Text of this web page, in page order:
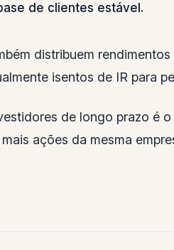
de clientes estável.
distribuem
isentos de IR para
de longo prazo é o
ações da mesma